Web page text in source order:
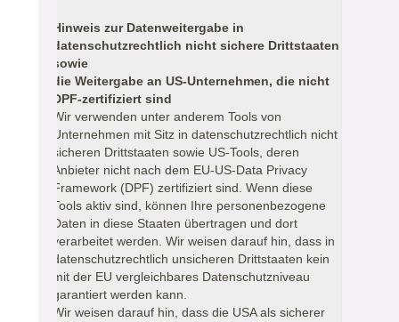
Hinweis zur Datenweitergabe in
datenschutzrechtlich nicht sichere Drittstaaten
sowie
die Weitergabe an US-Unternehmen, die nicht
DPF-zertifiziert sind
Wir verwenden unter anderem Tools von
Unternehmen mit Sitz in datenschutzrechtlich nicht
sicheren Drittstaaten sowie US-Tools, deren
Anbieter nicht nach dem EU-US-Data Privacy
Framework (DPF) zertifiziert sind. Wenn diese
Tools aktiv sind, können Ihre personenbezogene
Daten in diese Staaten übertragen und dort
verarbeitet werden. Wir weisen darauf hin, dass in
datenschutzrechtlich unsicheren Drittstaaten kein
mit der EU vergleichbares Datenschutzniveau
garantiert werden kann.
Wir weisen darauf hin, dass die USA als sicherer